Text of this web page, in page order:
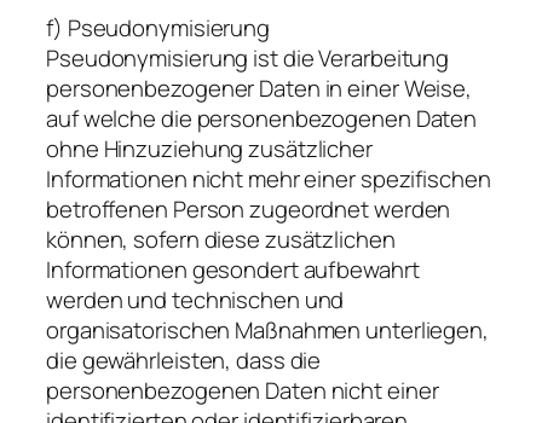
f) Pseudonymisierung
Pseudonymisierung ist die Verarbeitung
personenbezogener Daten in einer Weise,
auf welche die personenbezogenen Daten
ohne Hinzuziehung zusätzlicher
Informationen nicht mehr einer spezifischen
betroffenen Person zugeordnet werden
können, sofern diese zusätzlichen
Informationen gesondert aufbewahrt
werden und technischen und
organisatorischen Maßnahmen unterliegen,
die gewährleisten, dass die
personenbezogenen Daten nicht einer